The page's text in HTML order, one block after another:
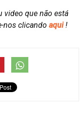
video que não está
nos clicando aqui!